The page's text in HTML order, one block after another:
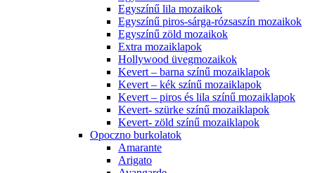
Egyszínű lila mozaikok
Egyszínű piros-sárga-rózsaszín mozaikok
Egyszínű zöld mozaikok
Extra mozaiklapok
Hollywood üvegmozaikok
Kevert – barna színű mozaiklapok
Kevert – kék színű mozaiklapok
Kevert – piros és lila színű mozaiklapok
Kevert- szürke színű mozaiklapok
Kevert- zöld színű mozaiklapok
Opoczno burkolatok
Amarante
Arigato